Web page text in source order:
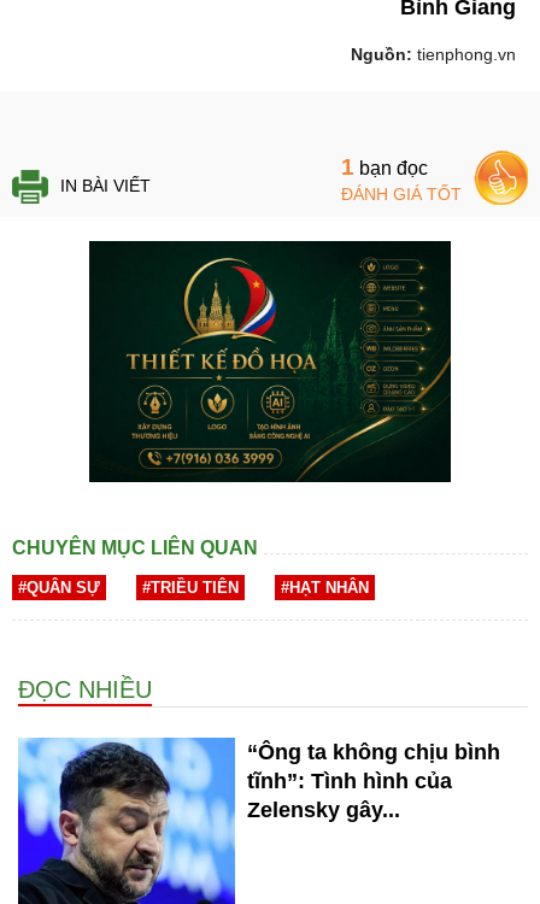
Bình Giang
Nguồn: tienphong.vn
IN BÀI VIẾT
1 bạn đọc
ĐÁNH GIÁ TỐT
CHUYÊN MỤC LIÊN QUAN
#QUÂN SỰ #TRIỀU TIÊN #HẠT NHÂN
ĐỌC NHIỀU
“Ông ta không chịu bình
tĩnh”: Tình hình của
Zelensky gây...